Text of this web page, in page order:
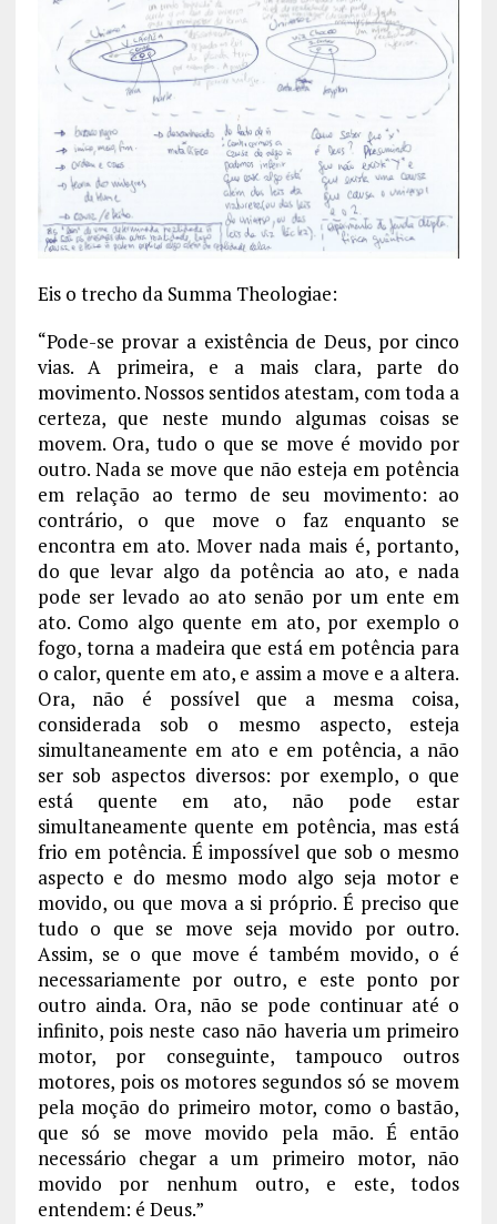
Eis o trecho da Summa Theologiae:
“Pode-se provar a existência de Deus, por cinco
vias. A primeira, e a mais clara, parte do
movimento. Nossos sentidos atestam, com toda a
certeza, que neste mundo algumas coisas se
movem. Ora, tudo o que se move é movido por
outro. Nada se move que não esteja em potência
em relação ao termo de seu movimento: ao
contrário, o que move o faz enquanto se
encontra em ato. Mover nada mais é, portanto,
do que levar algo da potência ao ato, e nada
pode ser levado ao ato senão por um ente em
ato. Como algo quente em ato, por exemplo o
fogo, torna a madeira que está em potência para
o calor, quente em ato, e assim a move e a altera.
Ora, não é possível que a mesma coisa,
considerada sob o mesmo aspecto, esteja
simultaneamente em ato e em potência, a não
ser sob aspectos diversos: por exemplo, o que
está quente em ato, não pode estar
simultaneamente quente em potência, mas está
frio em potência. É impossível que sob o mesmo
aspecto e do mesmo modo algo seja motor e
movido, ou que mova a si próprio. É preciso que
tudo o que se move seja movido por outro.
Assim, se o que move é também movido, o é
necessariamente por outro, e este ponto por
outro ainda. Ora, não se pode continuar até o
infinito, pois neste caso não haveria um primeiro
motor, por conseguinte, tampouco outros
motores, pois os motores segundos só se movem
pela moção do primeiro motor, como o bastão,
que só se move movido pela mão. É então
necessário chegar a um primeiro motor, não
movido por nenhum outro, e este, todos
entendem: é Deus.”